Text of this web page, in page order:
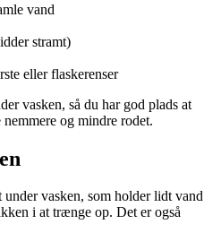
vand
stramt)
eller flaskerenser
vasken, så du har god plads at
og mindre rodet.
under vasken, som holder lidt vand
i at trænge op. Det er også